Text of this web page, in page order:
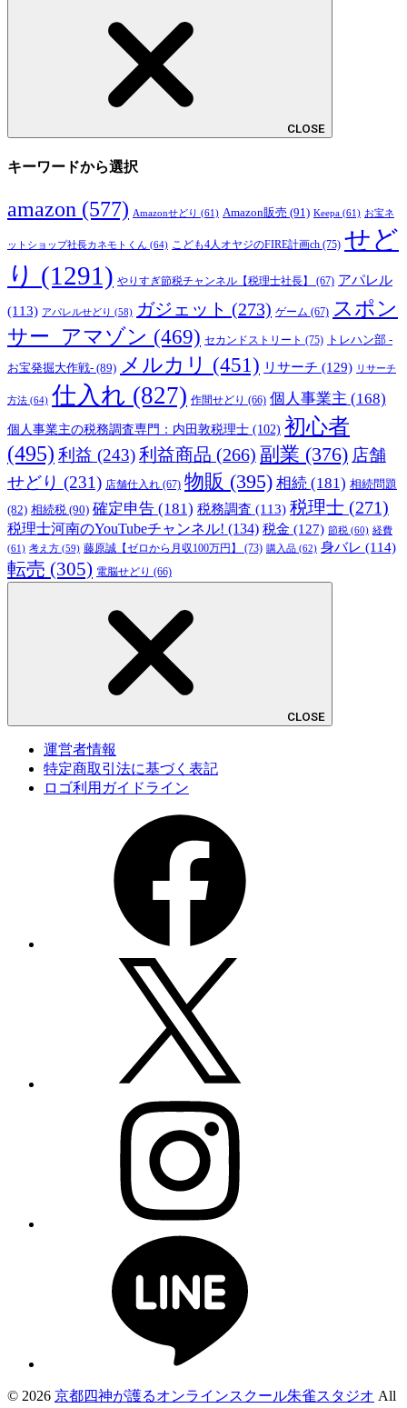
CLOSE
キーワードから選択
amazon (577) Amazonせどり (61) Amazon販売 (91) Keepa (61) お宝ネ
ットショップ社長カネモトくん (64) こども4人オヤジのFIRE計画ch (75) せど
り (1291) やりすぎ節税チャンネル【税理士社長】 (67) アパレル
(113) アパレルせどり (58) ガジェット (273) ゲーム (67) スポン
サー_アマゾン (469) セカンドストリート (75) トレハン部 -
お宝発掘大作戦- (89) メルカリ (451) リサーチ (129) リサーチ
方法 (64) 仕入れ (827) 作間せどり (66) 個人事業主 (168)
個人事業主の税務調査専門：内田敦税理士 (102) 初心者
(495) 利益 (243)利益商品 (266) 副業 (376) 店舗
せどり (231) 店舗仕入れ (67) 物販 (395) 相続 (181) 相続問題
(82) 相続税 (90) 確定申告 (181) 税務調査 (113) 税理士 (271)
税理士河南のYouTubeチャンネル! (134) 税金 (127) 節税 (60) 経費
(61) 考え方 (59) 藤原誠【ゼロから月収100万円】 (73) 購入品 (62) 身バレ (114)
転売 (305) 電脳せどり (66)
CLOSE
運営者情報
特定商取引法に基づく表記
ロゴ利用ガイドライン
© 2026 京都四神が護るオンラインスクール朱雀スタジオ All